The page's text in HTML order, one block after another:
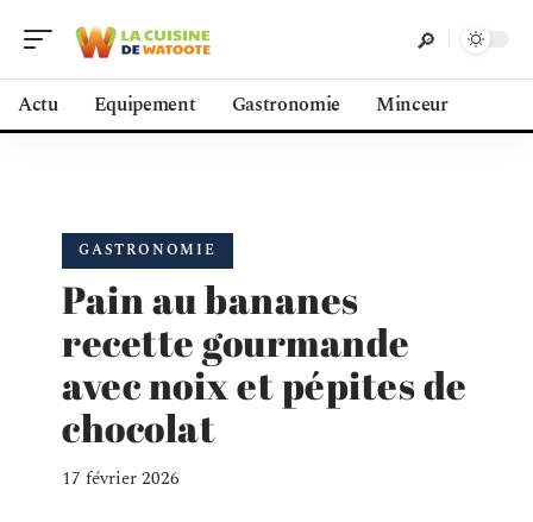
Actu Equipement Gastronomie Minceur
GASTRONOMIE
Pain au bananes
recette gourmande
avec noix et pépites de
chocolat
17 février 2026